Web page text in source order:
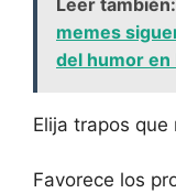
memes
del humor en
Elija trapos
Favorece los